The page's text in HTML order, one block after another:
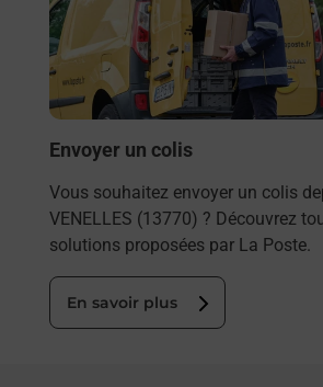
Envoyer un colis
Vous souhaitez envoyer un colis
VENELLES (13770) ? Découvrez
solutions proposées par La Poste.
En savoir plus